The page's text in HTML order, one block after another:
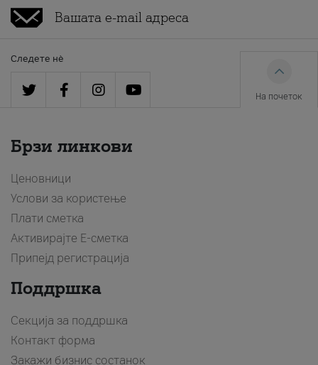
Следете нè
На почеток
Брзи линкови
Ценовници
Услови за користење
Плати сметка
Активирајте Е-сметка
Припејд регистрација
Поддршка
Секција за поддршка
Контакт форма
Закажи бизнис состанок